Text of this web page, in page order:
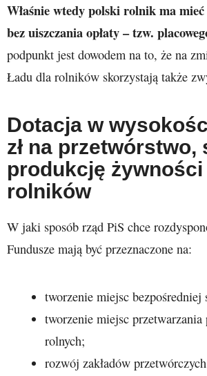
Właśnie wtedy polski rolnik ma
bez uiszczania opłaty – tzw.
podpunkt jest dowodem na to, że na
Ładu dla rolników skorzystają także
Dotacja w
zł na przetwórstwo,
produkcję żywności
rolników
W jaki sposób rząd PiS chce
Fundusze mają być przeznaczone na:
tworzenie miejsc bezpośredniej
tworzenie miejsc
rolnych;
rozwój zakładów